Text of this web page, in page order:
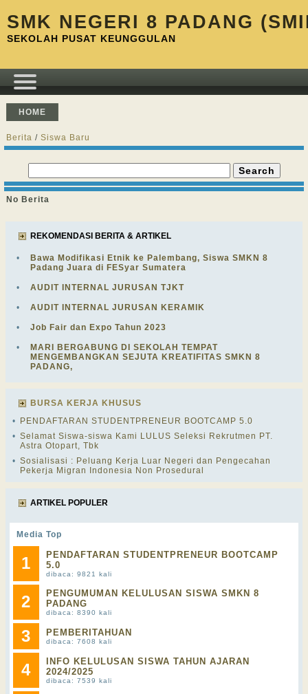
SMK NEGERI 8 PADANG
SEKOLAH PUSAT KEUNGGULAN
HOME
Berita / Siswa Baru
No Berita
REKOMENDASI BERITA & ARTIKEL
•
Bawa Modifikasi Etnik ke Palembang, Siswa SMKN 8
Padang Juara di FESyar Sumatera
• AUDIT INTERNAL JURUSAN TJKT
• AUDIT INTERNAL JURUSAN KERAMIK
• Job Fair dan Expo Tahun 2023
•
MARI BERGABUNG DI SEKOLAH TEMPAT
MENGEMBANGKAN SEJUTA KREATIFITAS SMKN 8
PADANG,
BURSA KERJA KHUSUS
•
PENDAFTARAN STUDENTPRENEUR BOOTCAMP 5.0
• Selamat Siswa-siswa Kami LULUS Seleksi Rekrutmen PT.
Astra Otopart, Tbk
• Sosialisasi : Peluang Kerja Luar Negeri dan Pengecahan
Pekerja Migran Indonesia Non Prosedural
ARTIKEL POPULER
Media Top
1
PENDAFTARAN STUDENTPRENEUR BOOTCAMP
5.0
dibaca: 9821 kali
2
PENGUMUMAN KELULUSAN SISWA SMKN 8
PADANG
dibaca: 8390 kali
3 PEMBERITAHUAN
dibaca: 7608 kali
4
INFO KELULUSAN SISWA TAHUN AJARAN
2024/2025
dibaca: 7539 kali